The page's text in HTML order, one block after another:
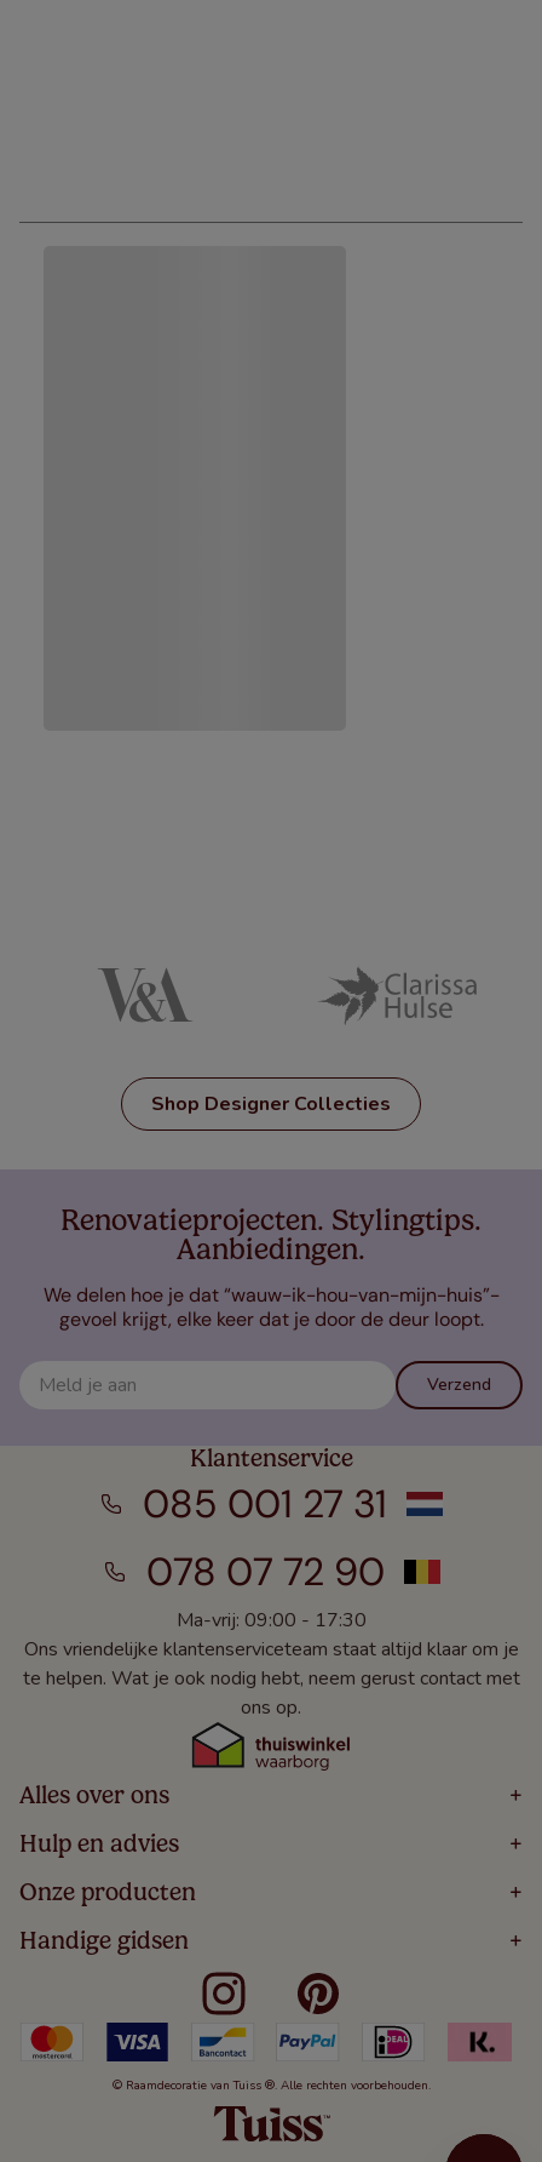
Shop Designer Collecties
Renovatieprojecten. Stylingtips.
Aanbiedingen.
We delen hoe je dat “wauw-ik-hou-van-mijn-huis”-
gevoel krijgt, elke keer dat je door de deur loopt.
Verzend
Klantenservice
085 001 27 31
078 07 72 90
Ma-vrij: 09:00 - 17:30
Ons vriendelijke klantenserviceteam staat altijd klaar om je
te helpen. Wat je ook nodig hebt, neem gerust contact met
ons op.
Alles over ons +
Home
Over
Bestellen
Winacties
Veelgestelde Vragen
Hulp en advies +
Volg Je Bestelling
Levering
5 Jaar Garantie
Algemene Voorwaarden
Kindveiligheid
Cookies
Herroepingsrecht
Onze producten +
Houten Jaloezieën
Rolgordijnen
Verticale Jaloezieën
Duo Rolgordijnen
Duo Plisségordijnen
Handige gidsen +
Meten Voor Raamdecoratie
Badkamer Raamdecoratie
Slaapkamer Raamdecoratie
Keuken Raamdecoratie
De Jaloezieën Gids
Jaloezieënwoordenboek
© Raamdecoratie van Tuiss ®. Alle rechten voorbehouden.